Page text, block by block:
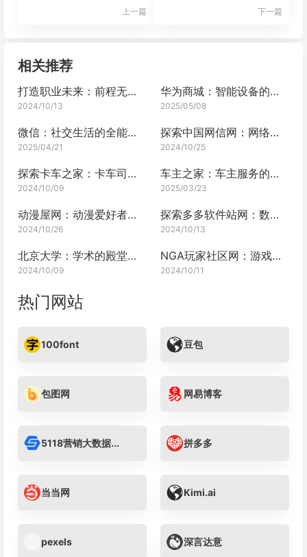
上一篇 下一篇
相关推荐
打造职业未来：前程无忧网的全面解析
2024/10/13
华为商城：智能设备的优选平台
2025/05/08
微信：社交生活的全能平台
2025/04/21
探索中国网信网：网络世界的瞭望塔
2024/10/25
探索卡车之家：卡车司机的线上家园
2024/10/09
车主之家：车主服务的综合平台
2025/03/23
动漫屋网：动漫爱好者的宝藏之地
2024/10/26
探索多多软件站网：数字化时代的宝藏
2024/10/13
北京大学：学术的殿堂，知识的灯塔
2024/10/09
NGA玩家社区网：游戏世界的璀璨明珠
2024/10/11
热门网站
100font 豆包
包图网 网易博客
5118营销大数据... 拼多多
当当网 Kimi.ai
pexels 深言达意